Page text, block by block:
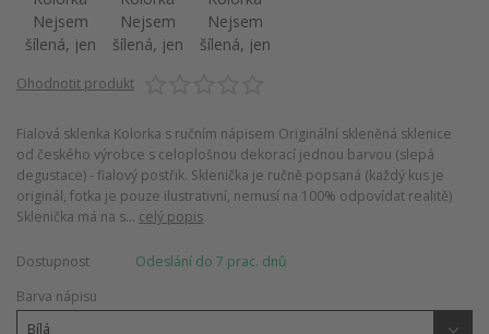
Ohodnotit produkt
Fialová sklenka Kolorka s ručním nápisem Originální skleněná sklenice
od českého výrobce s celoplošnou dekorací jednou barvou (slepá
degustace) - fialový postřik. Sklenička je ručně popsaná (každý kus je
originál, fotka je pouze ilustrativní, nemusí na 100% odpovídat realitě)
Sklenička má na s... celý popis
Dostupnost
Odeslání do 7 prac. dnů
Barva nápisu